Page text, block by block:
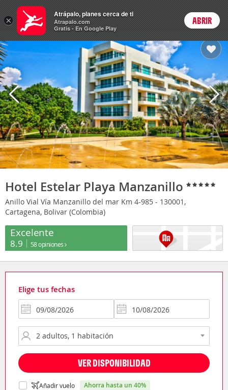
Hoteles Login
Hotel Estelar Playa Manzanillo
Anillo Vial Vía Manzanillo del mar Km 4-985 - 130001,
Cartagena, Bolivar (Colombia)
Excelente
8.9 58 opiniones
Elige tus fechas
VER DISPONIBILIDAD
Añadir vuelo ahorra hasta un 40%
×
Atrápalo, planes cerca de ti
Atrapalo.com
Gratis - En Google Play
ABRIR